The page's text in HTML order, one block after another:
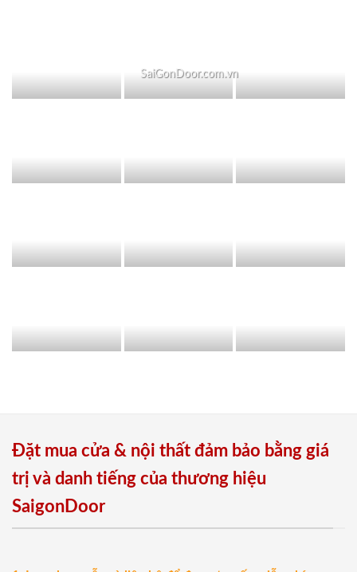
SaiGonDoor.com.vn
Đặt mua cửa & nội thất đảm bảo bằng giá
trị và danh tiếng của thương hiệu
SaigonDoor